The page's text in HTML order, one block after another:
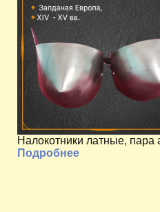
Налокотники латные, пара
Подробнее